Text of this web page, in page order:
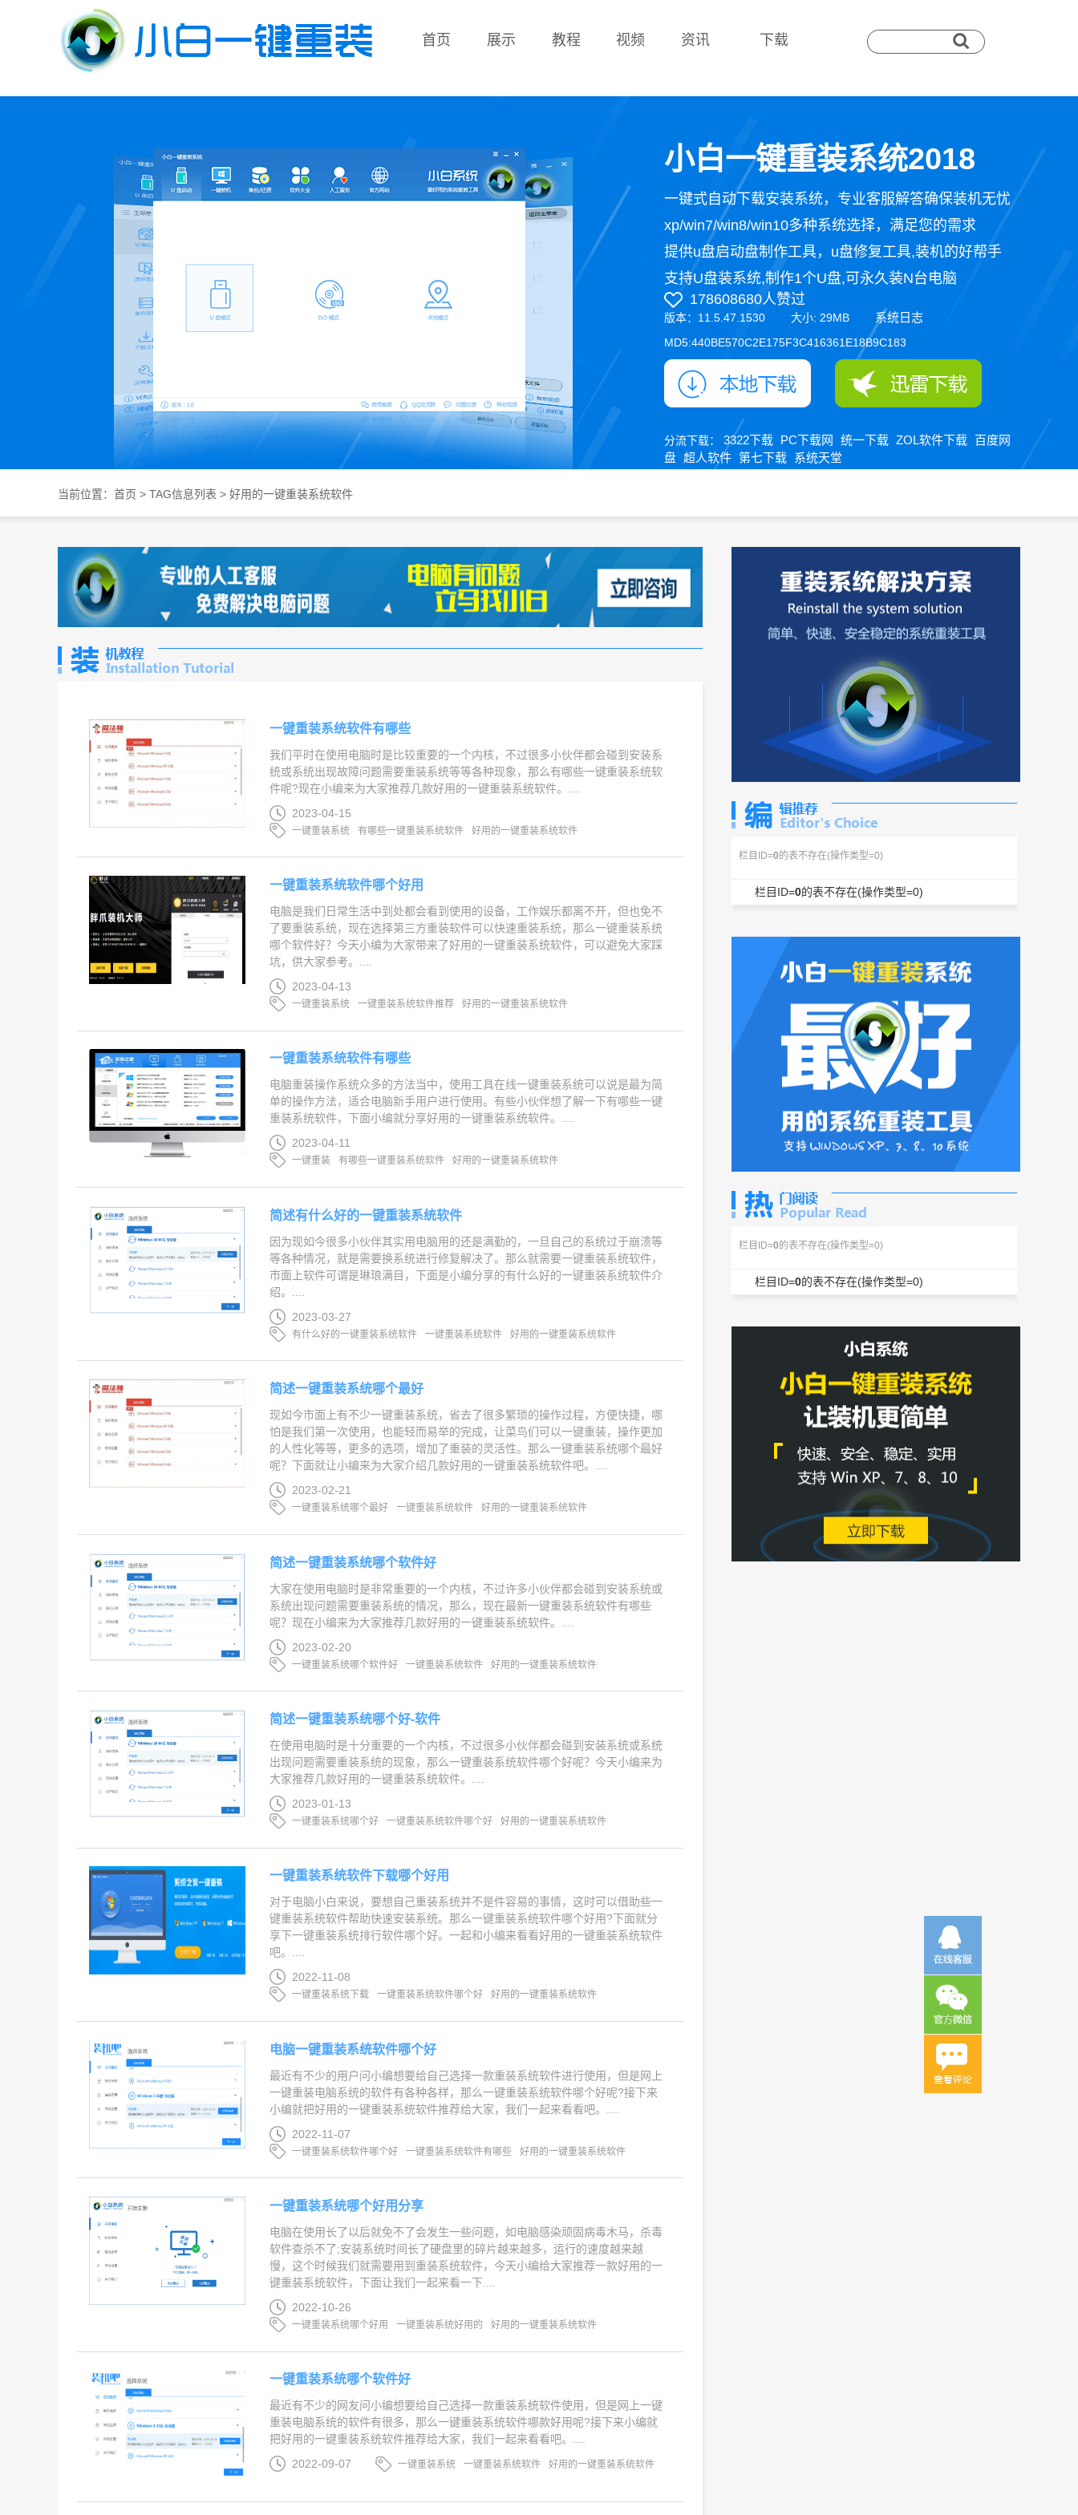
首页 展示 教程 视频 资讯 下载
小白一键重装系统2018
一键式自动下载安装系统，专业客服解答确保装机无忧
xp/win7/win8/win10多种系统选择，满足您的需求
提供u盘启动盘制作工具，u盘修复工具,装机的好帮手
支持U盘装系统,制作1个U盘,可永久装N台电脑
178608680人赞过
版本：11.5.47.1530 大小: 29MB 系统日志
MD5:440BE570C2E175F3C416361E18B9C183
分流下载： 3322下载 PC下载网 统一下载 ZOL软件下载 百度网
盘 超人软件 第七下载 系统天堂
当前位置： 首页 > TAG信息列表 > 好用的一键重装系统软件
一键重装系统软件有哪些
我们平时在使用电脑时是比较重要的一个内核，不过很多小伙伴都会碰到安装系
统或系统出现故障问题需要重装系统等等各种现象，那么有哪些一键重装系统软
件呢?现在小编来为大家推荐几款好用的一键重装系统软件。....
2023-04-15
一键重装系统 有哪些一键重装系统软件 好用的一键重装系统软件
一键重装系统软件哪个好用
电脑是我们日常生活中到处都会看到使用的设备，工作娱乐都离不开，但也免不
了要重装系统，现在选择第三方重装软件可以快速重装系统，那么一键重装系统
哪个软件好？今天小编为大家带来了好用的一键重装系统软件，可以避免大家踩
坑，供大家参考。....
2023-04-13
一键重装系统 一键重装系统软件推荐 好用的一键重装系统软件
一键重装系统软件有哪些
电脑重装操作系统众多的方法当中，使用工具在线一键重装系统可以说是最为简
单的操作方法，适合电脑新手用户进行使用。有些小伙伴想了解一下有哪些一键
重装系统软件，下面小编就分享好用的一键重装系统软件。....
2023-04-11
一键重装 有哪些一键重装系统软件 好用的一键重装系统软件
简述有什么好的一键重装系统软件
因为现如今很多小伙伴其实用电脑用的还是满勤的，一旦自己的系统过于崩溃等
等各种情况，就是需要换系统进行修复解决了。那么就需要一键重装系统软件，
市面上软件可谓是琳琅满目，下面是小编分享的有什么好的一键重装系统软件介
绍。....
2023-03-27
有什么好的一键重装系统软件 一键重装系统软件 好用的一键重装系统软件
简述一键重装系统哪个最好
现如今市面上有不少一键重装系统，省去了很多繁琐的操作过程，方便快捷，哪
怕是我们第一次使用，也能轻而易举的完成，让菜鸟们可以一键重装，操作更加
的人性化等等，更多的选项，增加了重装的灵活性。那么一键重装系统哪个最好
呢？下面就让小编来为大家介绍几款好用的一键重装系统软件吧。....
2023-02-21
一键重装系统哪个最好 一键重装系统软件 好用的一键重装系统软件
简述一键重装系统哪个软件好
大家在使用电脑时是非常重要的一个内核，不过许多小伙伴都会碰到安装系统或
系统出现问题需要重装系统的情况，那么，现在最新一键重装系统软件有哪些
呢？现在小编来为大家推荐几款好用的一键重装系统软件。....
2023-02-20
一键重装系统哪个软件好 一键重装系统软件 好用的一键重装系统软件
简述一键重装系统哪个好-软件
在使用电脑时是十分重要的一个内核，不过很多小伙伴都会碰到安装系统或系统
出现问题需要重装系统的现象，那么一键重装系统软件哪个好呢？今天小编来为
大家推荐几款好用的一键重装系统软件。....
2023-01-13
一键重装系统哪个好 一键重装系统软件哪个好 好用的一键重装系统软件
一键重装系统软件下载哪个好用
对于电脑小白来说，要想自己重装系统并不是件容易的事情，这时可以借助些一
键重装系统软件帮助快速安装系统。那么一键重装系统软件哪个好用?下面就分
享下一键重装系统排行软件哪个好。一起和小编来看看好用的一键重装系统软件
吧。....
2022-11-08
一键重装系统下载 一键重装系统软件哪个好 好用的一键重装系统软件
电脑一键重装系统软件哪个好
最近有不少的用户问小编想要给自己选择一款重装系统软件进行使用，但是网上
一键重装电脑系统的软件有各种各样，那么一键重装系统软件哪个好呢?接下来
小编就把好用的一键重装系统软件推荐给大家，我们一起来看看吧。....
2022-11-07
一键重装系统软件哪个好 一键重装系统软件有哪些 好用的一键重装系统软件
一键重装系统哪个好用分享
电脑在使用长了以后就免不了会发生一些问题，如电脑感染顽固病毒木马，杀毒
软件查杀不了;安装系统时间长了硬盘里的碎片越来越多，运行的速度越来越
慢，这个时候我们就需要用到重装系统软件，今天小编给大家推荐一款好用的一
键重装系统软件，下面让我们一起来看一下....
2022-10-26
一键重装系统哪个好用 一键重装系统好用的 好用的一键重装系统软件
一键重装系统哪个软件好
最近有不少的网友问小编想要给自己选择一款重装系统软件使用，但是网上一键
重装电脑系统的软件有很多，那么一键重装系统软件哪款好用呢?接下来小编就
把好用的一键重装系统软件推荐给大家，我们一起来看看吧。....
2022-09-07
一键重装系统 一键重装系统软件 好用的一键重装系统软件
栏目ID=0 的表不存在(操作类型=0)
栏目ID=0的表不存在(操作类型=0)
栏目ID=0 的表不存在(操作类型=0)
栏目ID=0的表不存在(操作类型=0)